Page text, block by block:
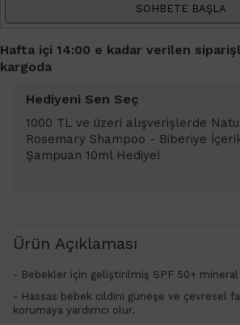
SOHBETE BAŞLA
Hafta içi 14:00 e kadar verilen
kargoda
Hediyeni Sen Seç
1000 TL ve üzeri alışverişlerde
Rosemary Shampoo - Biberiye
Şampuan 10ml Hediye!
Ürün Açıklaması
- Bebekler için geliştirilmiş SPF 50+
- Hassas bebek cildini güneşe ve çevresel
korumaya yardımcı olur.